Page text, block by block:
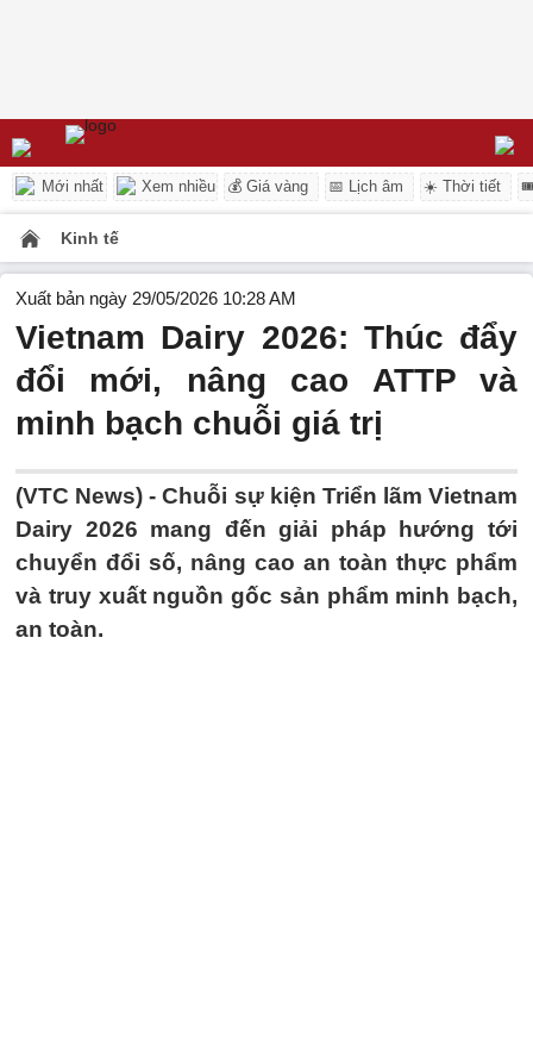
Mới nhất Xem nhiều 💰 Giá vàng 📅 Lịch âm ☀️ Thời tiết
Kinh tế
Xuất bản ngày 29/05/2026 10:28 AM
Vietnam Dairy 2026: Thúc đẩy
đổi mới, nâng cao ATTP và
minh bạch chuỗi giá trị
(VTC News) -Chuỗi sự kiện Triển lãm Vietnam
Dairy 2026 mang đến giải pháp hướng tới
chuyển đổi số, nâng cao an toàn thực phẩm
và truy xuất nguồn gốc sản phẩm minh bạch,
an toàn.